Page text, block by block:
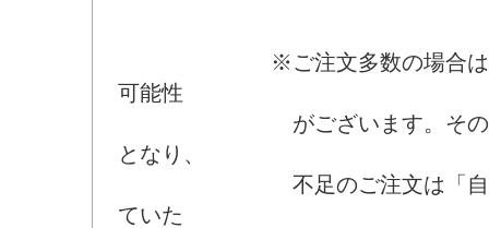
※ご注文多数の場合は買い
可能性
がございます。そのばあ
となり、
不足のご注文は「自動キ
ていた